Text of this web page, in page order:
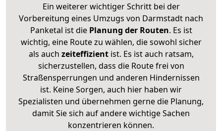
Ein weiterer wichtiger Schritt bei der
Vorbereitung eines Umzugs von Darmstadt nach
Panketal ist diePlanung der Routen. Es ist
wichtig, eine Route zu wählen, die sowohl sicher
als auch zeiteffizientist. Es ist auch ratsam,
sicherzustellen, dass die Route frei von
Straßensperrungen und anderen Hindernissen
ist. Keine Sorgen, auch hier haben wir
Spezialisten und übernehmen gerne die Planung,
damit Sie sich auf andere wichtige Sachen
konzentrieren können.